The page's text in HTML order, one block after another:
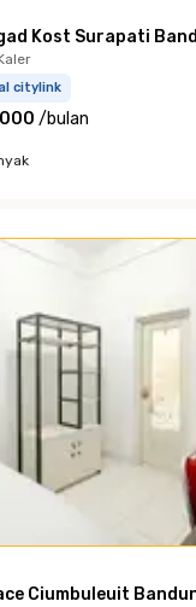
Kost Surapati
citylink
/bulan
Ciumbuleuit